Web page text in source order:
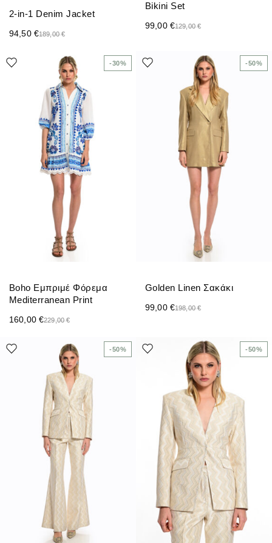
2-in-1 Denim Jacket
189,00€
94,50 €
Bikini Set
129,00€
99,00 €
-30%
Boho Εμπριμέ Φόρεμα
Mediterranean Print
229,00€
160,00 €
-50%
Golden Linen Σακάκι
198,00€
99,00 €
-50% -50%